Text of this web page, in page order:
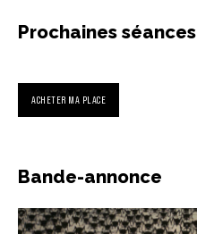
Prochaines séances
ACHETER MA PLACE
Bande-annonce